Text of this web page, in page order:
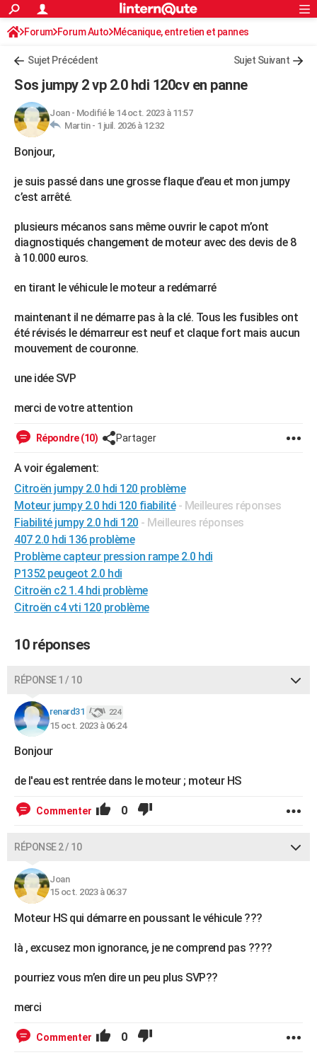
ACTUALITÉS
Politique
Société
Faits Divers
Education
Monde
Villes
+
FINANCE
Retraite
Impôts
Epargne
Immobilier
Risques naturels par ville
Banque
Assurance
Crédit
AUTO
Essais
Réserver un essai
Citadines
Berlines
SUV
Forum auto
+HIGH-TECH
Mobiles
Meilleur smartphone
Internet
Ordinateurs
Jeux vidéo
Guide high-tech
+BRICOLAGE
Guides de France
Escapades
Patrimoine
Expositions
Musées
Week-end nature
+LIFESTYLE
Destinations
City break
Voyage nature
Voyage de noces
Forum
Climat
+PHOTO
Carte de Noël
Carte Bonne année
Carte Saint-Valentin
Carte Pâques
Carte d'anniversaire
Dictionnaire
Biographies
Citations
Expressions
Proverbes
PROGRAMME TV
COPAINS D'AVANT
S'inscrire
Se connecter
Lycées
Collèges
Primaires
Universités
Entreprises
Service militaire
Avis de recherche
AVIS DE DÉCÈS
FORUM
Bricolage
Lifestyle
Culture
Sport
Auto
Television
Voyage
Cinema
Rechercher
S'inscrire
Connexion
Forum Forum Auto Mécanique, entretien et pannes
Sujet Précédent Sujet Suivant
Sos jumpy 2 vp 2.0 hdi 120cv en panne
Joan- Modifié le 14 oct. 2023 à 11:57
Martin - 1 juil. 2026 à 12:32
Bonjour,
je suis passé dans une grosse flaque d’eau et mon jumpy
c’est arrêté.
plusieurs mécanos sans même ouvrir le capot m’ont
diagnostiqués changement de moteur avec des devis de 8
à 10.000 euros.
en tirant le véhicule le moteur a redémarré
maintenant il ne démarre pas à la clé. Tous les fusibles ont
été révisés le démarreur est neuf et claque fort mais aucun
mouvement de couronne.
une idée SVP
merci de votre attention
Répondre (10) Partager
A voir également:
Citroën jumpy 2.0 hdi 120 problème
Moteur jumpy 2.0 hdi 120 fiabilité - Meilleures réponses
Fiabilité jumpy 2.0 hdi 120 - Meilleures réponses
407 2.0 hdi 136 problème
Problème capteur pression rampe 2.0 hdi
P1352 peugeot 2.0 hdi
Citroën c2 1.4 hdi problème
Citroën c4 vti 120 problème
10 réponses
RÉPONSE 1 / 10
renard31 224
15 oct. 2023 à 06:24
Bonjour
de l'eau est rentrée dans le moteur ; moteur HS
Commenter 0
RÉPONSE 2 / 10
Joan
15 oct. 2023 à 06:37
Moteur HS qui démarre en poussant le véhicule ???
là , excusez mon ignorance, je ne comprend pas ????
pourriez vous m’en dire un peu plus SVP??
merci
Commenter 0